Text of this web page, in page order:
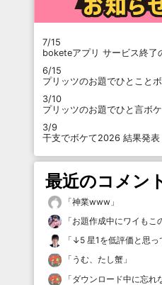
7/15
boketeアプリ サービス終了
6/15
プリッツのお題でひとこと
3/10
プリッツのお題でひと言ボ
3/9
干支でボケて2026 結果発表
最近のコメン
「神業www 」
「お題作成中にワイもこ
「 ↓5 星1を低評価と思っ
「 うむ、たし蟹 」
「ダウンロード中に忘れ